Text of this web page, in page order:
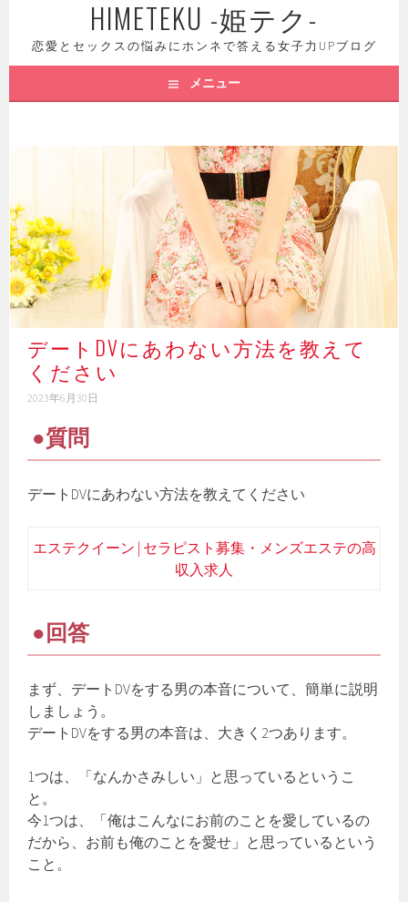
ツ
プ
HIMETEKU -姫テク-
恋愛とセックスの悩みにホンネで答える女子力UPブログ
メニュー
デートDVにあわない方法を教えて
ください
2023年6月30日
●質問
デートDVにあわない方法を教えてください
エステクイーン | セラピスト募集・メンズエステの高
収入求人
●回答
まず、デートDVをする男の本音について、簡単に説明
しましょう。
デートDVをする男の本音は、大きく2つあります。
1つは、「なんかさみしい」と思っているというこ
と。
今1つは、「俺はこんなにお前のことを愛しているの
だから、お前も俺のことを愛せ」と思っているという
こと。